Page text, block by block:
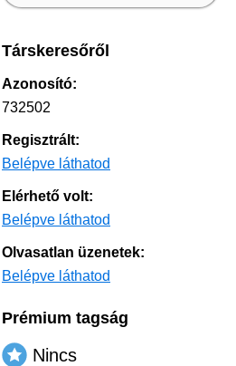
Társkeresőről
Azonosító:
732502
Regisztrált:
Belépve láthatod
Elérhető volt:
Belépve láthatod
Olvasatlan üzenetek:
Belépve láthatod
Prémium tagság
Nincs